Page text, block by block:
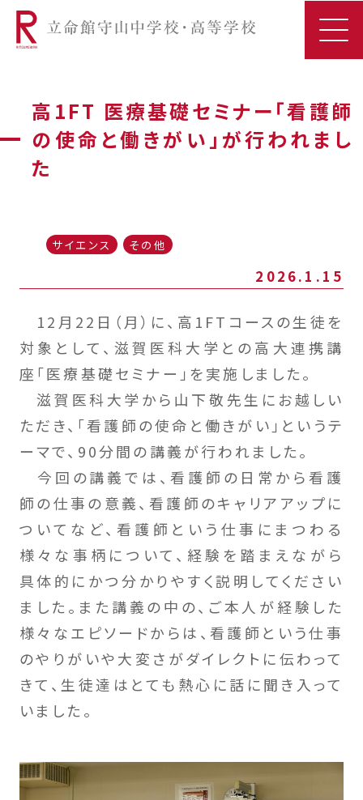
高1FT 医療基礎セミナー「看護師
の使命と働きがい」が行われまし
た
サイエンス その他
2026.1.15
12月22日（月）に、高1FTコースの生徒を
対象として、滋賀医科大学との高大連携講
座「医療基礎セミナー」を実施しました。
滋賀医科大学から山下敬先生にお越しい
ただき、｢看護師の使命と働きがい｣というテ
ーマで、90分間の講義が行われました。
今回の講義では、看護師の日常から看護
師の仕事の意義、看護師のキャリアアップに
ついてなど、看護師という仕事にまつわる
様々な事柄について、経験を踏まえながら
具体的にかつ分かりやすく説明してください
ました。また講義の中の、ご本人が経験した
様々なエピソードからは、看護師という仕事
のやりがいや大変さがダイレクトに伝わって
きて、生徒達はとても熱心に話に聞き入って
いました。